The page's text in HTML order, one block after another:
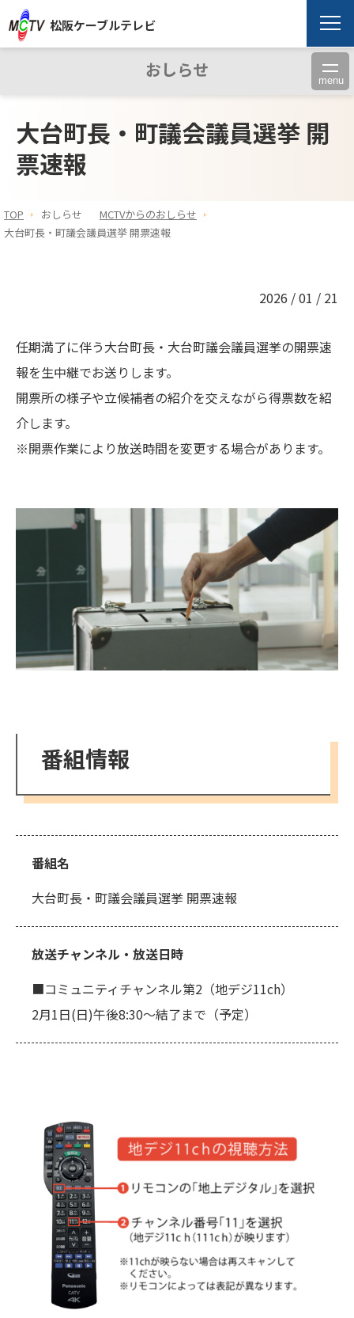
松阪ケーブルテレビ
おしらせ menu
大台町長・町議会議員選挙 開
票速報
TOP おしらせ
MCTVからのおしらせ
大台町長・町議会議員選挙 開票速報
2026 / 01 / 21
任期満了に伴う大台町長・大台町議会議員選挙の開票速
報を生中継でお送りします。
開票所の様子や立候補者の紹介を交えながら得票数を紹
介します。
※開票作業により放送時間を変更する場合があります。
番組情報
番組名
大台町長・町議会議員選挙 開票速報
放送チャンネル・放送日時
■コミュニティチャンネル第2（地デジ11ch）
2月1日(日)午後8:30～結了まで（予定）